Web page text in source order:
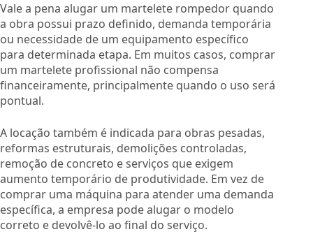
Vale a pena alugar um martelete rompedor quando
a obra possui prazo definido, demanda temporária
ou necessidade de um equipamento específico
para determinada etapa. Em muitos casos, comprar
um martelete profissional não compensa
financeiramente, principalmente quando o uso será
pontual.
A locação também é indicada para obras pesadas,
reformas estruturais, demolições controladas,
remoção de concreto e serviços que exigem
aumento temporário de produtividade. Em vez de
comprar uma máquina para atender uma demanda
específica, a empresa pode alugar o modelo
correto e devolvê-lo ao final do serviço.